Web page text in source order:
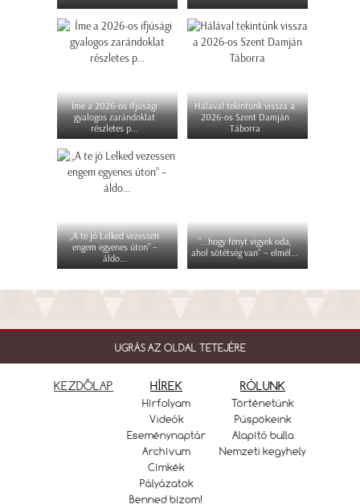
Íme a 2026-os ifjúsági
gyalogos zarándoklat
részletes p...
Hálával tekintünk vissza a
2026-os Szent Damján
Táborra
„A te jó Lelked vezessen
engem egyenes úton” –
áldo...
"...hogy fényt vigyek oda,
ahol sötétség van" – elmél...
UGRÁS AZ OLDAL TETEJÉRE
KEZDŐLAP HÍREK
Hírfolyam
Videók
Eseménynaptár
Archívum
Címkék
Pályázatok
Benned bízom!
RÓLUNK
Történetünk
Püspökeink
Alapító bulla
Nemzeti kegyhely